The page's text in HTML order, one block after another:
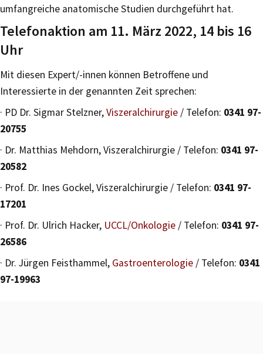
umfangreiche anatomische Studien durchgeführt hat.
Telefonaktion am 11. März 2022, 14 bis 16
Uhr
Mit diesen Expert/-innen können Betroffene und
Interessierte in der genannten Zeit sprechen:
· PD Dr. Sigmar Stelzner,Viszeralchirurgie / Telefon: 0341 97-
20755
· Dr. Matthias Mehdorn, Viszeralchirurgie / Telefon: 0341 97-
20582
· Prof. Dr. Ines Gockel, Viszeralchirurgie / Telefon: 0341 97-
17201
· Prof. Dr. Ulrich Hacker, UCCL/Onkologie / Telefon: 0341 97-
26586
· Dr. Jürgen Feisthammel, Gastroenterologie / Telefon: 0341
97-19963